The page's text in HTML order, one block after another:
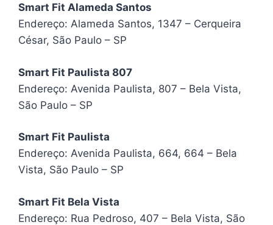
Smart Fit Alameda Santos
Endereço: Alameda Santos, 1347 – Cerqueira
César, São Paulo – SP
Smart Fit Paulista 807
Endereço: Avenida Paulista, 807 – Bela Vista,
São Paulo – SP
Smart Fit Paulista
Endereço: Avenida Paulista, 664, 664 – Bela
Vista, São Paulo – SP
Smart Fit Bela Vista
Endereço: Rua Pedroso, 407 – Bela Vista, São